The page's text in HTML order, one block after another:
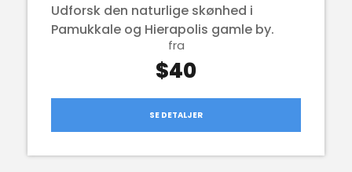
Udforsk den naturlige skønhed i
Pamukkale og Hierapolis gamle by.
fra
$40
SE DETALJER